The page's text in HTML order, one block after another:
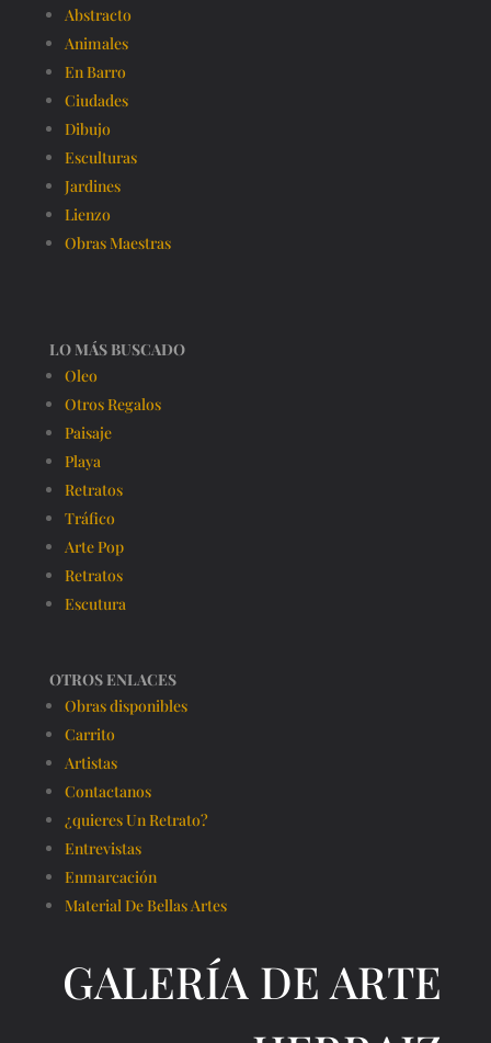
Abstracto
Animales
En Barro
Ciudades
Dibujo
Esculturas
Jardines
Lienzo
Obras Maestras
LO MÁS BUSCADO
Oleo
Otros Regalos
Paisaje
Playa
Retratos
Tráfico
Arte Pop
Retratos
Escutura
OTROS ENLACES
Obras disponibles
Carrito
Artistas
Contactanos
¿quieres Un Retrato?
Entrevistas
Enmarcación
Material De Bellas Artes
GALERÍA DE ARTE